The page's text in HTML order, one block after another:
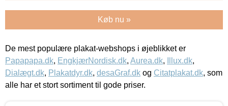
Køb nu »
De mest populære plakat-webshops i øjeblikket er
Papapapa.dk, EngkjærNordisk.dk, Aurea.dk, Illux.dk,
Dialægt.dk, Plakatdyr.dk, desaGraf.dk og Citatplakat.dk, som
alle har et stort sortiment til gode priser.